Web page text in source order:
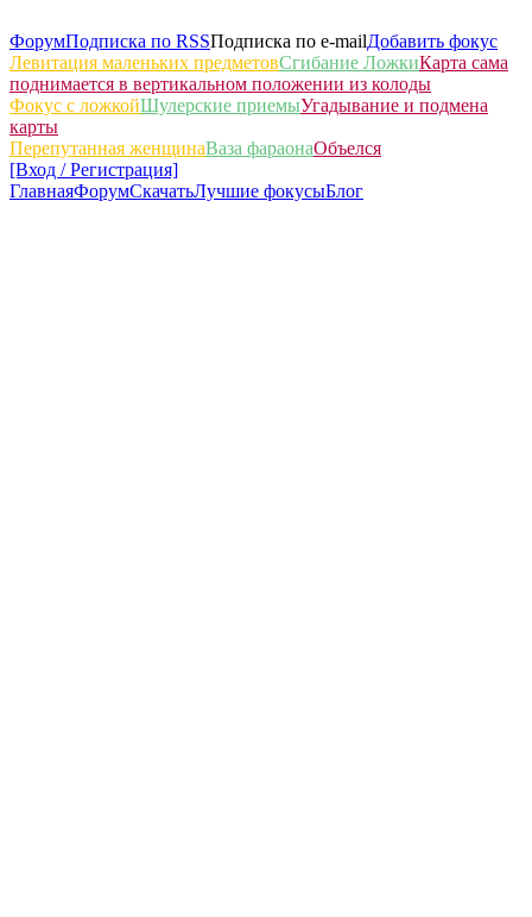
ФорумПодписка по RSSПодписка по e-mailДобавить фокус
Левитация маленьких предметовСгибание ЛожкиКарта сама
поднимается в вертикальном положении из колоды
Фокус с ложкойШулерские приемыУгадывание и подмена
карты
Перепутанная женщинаВаза фараонаОбъелся
[Вход / Регистрация]
ГлавнаяФорумСкачатьЛучшие фокусыБлог